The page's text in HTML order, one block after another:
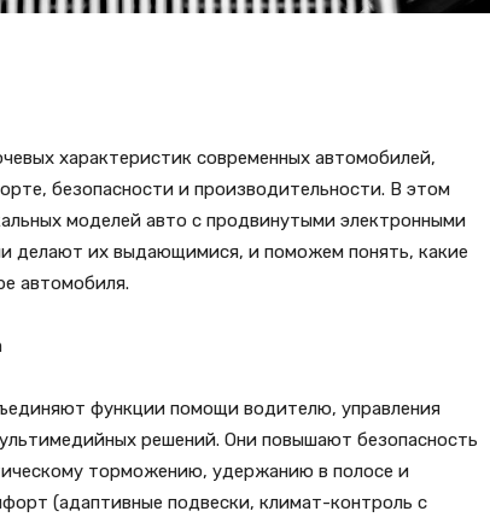
характеристик современных автомобилей,
безопасности и производительности. В этом
моделей авто с продвинутыми электронными
делают их выдающимися, и поможем понять, какие
автомобиля.
функции помощи водителю, управления
решений. Они повышают безопасность
торможению, удержанию в полосе и
(адаптивные подвески, климат-контроль с